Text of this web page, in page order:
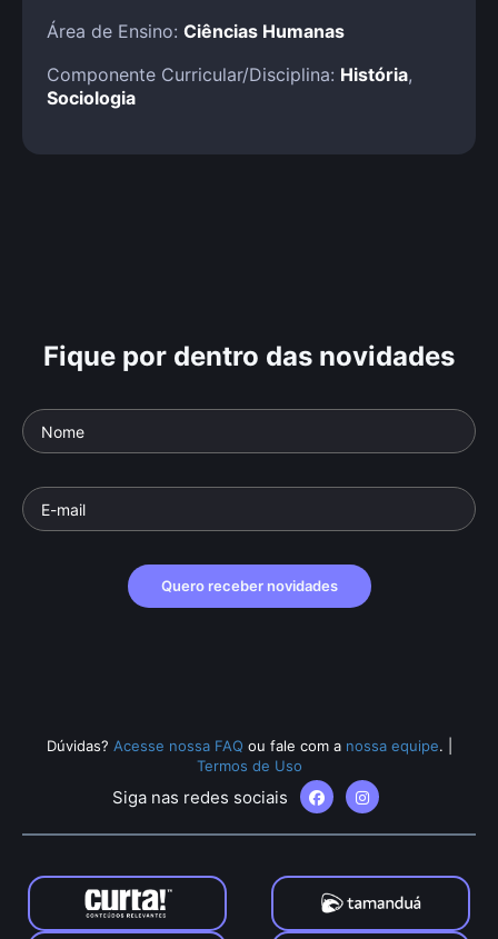
Área de Ensino: Ciências Humanas
Componente Curricular/Disciplina: História,
Sociologia
Fique por dentro das novidades
Quero receber novidades
Dúvidas? Acesse nossa FAQ ou fale com a nossa equipe.
Termos de Uso
Siga nas redes sociais